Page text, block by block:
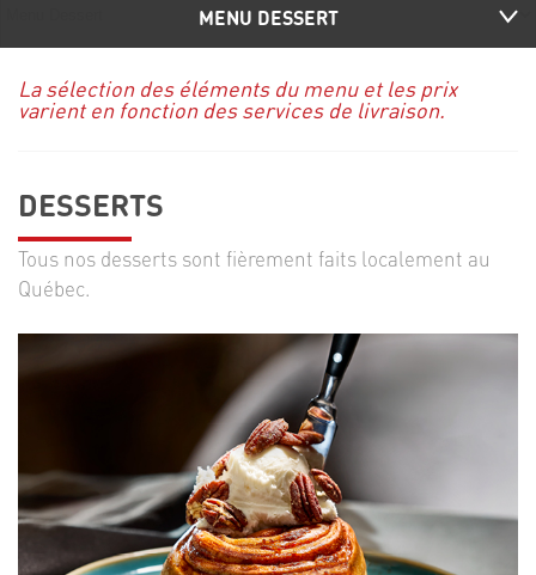
MENU DESSERT
La sélection des éléments du menu et les prix
varient en fonction des services de livraison.
DESSERTS
Tous nos desserts sont fièrement faits localement au
Québec.